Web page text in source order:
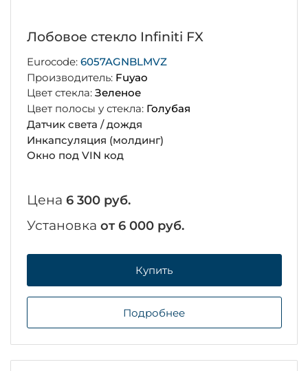
Лобовое стекло Infiniti FX
Eurocode: 6057AGNBLMVZ
Производитель: Fuyao
Цвет стекла: Зеленое
Цвет полосы у стекла: Голубая
Датчик света / дождя
Инкапсуляция (молдинг)
Окно под VIN код
Цена 6 300 руб.
Установка от 6 000 руб.
Купить
Подробнее